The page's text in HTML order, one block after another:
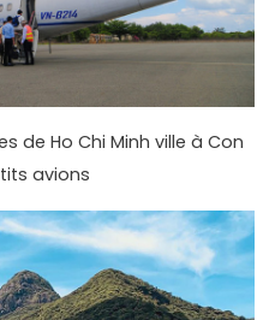
de Ho Chi Minh ville à Con
avions